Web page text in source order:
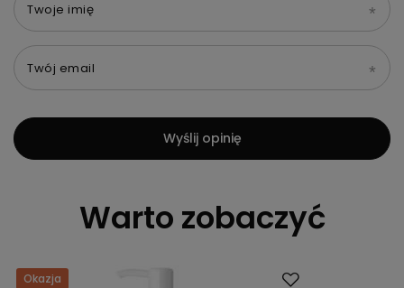
Twoje imię
Twój email
Wyślij opinię
Warto zobaczyć
Okazja